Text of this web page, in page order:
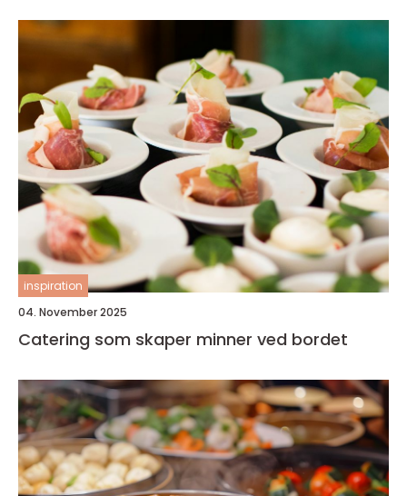
inspiration
04. November 2025
Catering som skaper minner ved bordet